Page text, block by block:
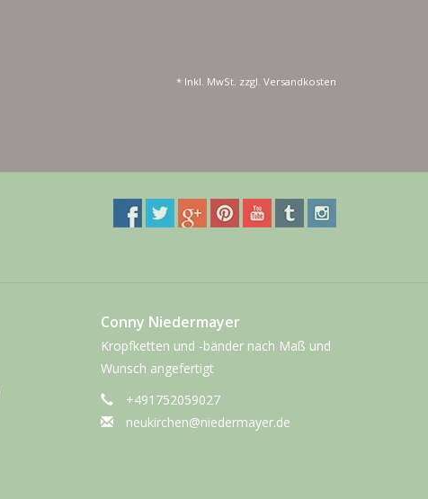
* Inkl. MwSt. zzgl. Versandkosten
Conny Niedermayer
Kropfketten und -bänder nach Maß und
Wunsch angefertigt
+491752059027
neukirchen@niedermayer.de